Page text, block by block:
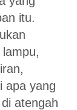
itu.
apa yang
atengah